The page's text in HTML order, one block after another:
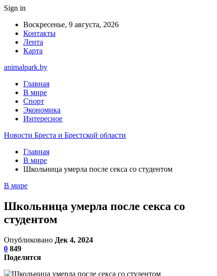
Sign in
Воскресенье, 9 августа, 2026
Контакты
Лента
Карта
animalpark.by
Главная
В мире
Спорт
Экономика
Интересное
Новости Бреста и Брестской области
Главная
В мире
Школьница умерла после секса со студентом
В мире
Школьница умерла после секса со
студентом
Опубликовано Дек 4, 2024
0 849
Поделится